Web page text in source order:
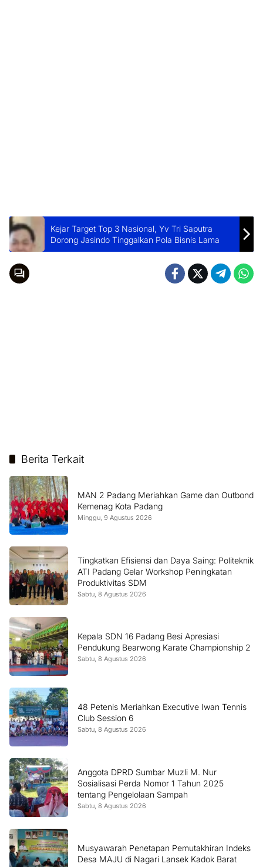
Kejar Target Top 3 Nasional, Yv Tri Saputra
Dorong Jasindo Tinggalkan Pola Bisnis Lama
Berita Terkait
MAN 2 Padang Meriahkan Game dan Outbond
Kemenag Kota Padang
Minggu, 9 Agustus 2026
Tingkatkan Efisiensi dan Daya Saing: Politeknik
ATI Padang Gelar Workshop Peningkatan
Produktivitas SDM
Sabtu, 8 Agustus 2026
Kepala SDN 16 Padang Besi Apresiasi
Pendukung Bearwong Karate Championship 2
Sabtu, 8 Agustus 2026
48 Petenis Meriahkan Executive Iwan Tennis
Club Session 6
Sabtu, 8 Agustus 2026
Anggota DPRD Sumbar Muzli M. Nur
Sosialisasi Perda Nomor 1 Tahun 2025
tentang Pengelolaan Sampah
Sabtu, 8 Agustus 2026
Musyawarah Penetapan Pemutakhiran Indeks
Desa MAJU di Nagari Lansek Kadok Barat